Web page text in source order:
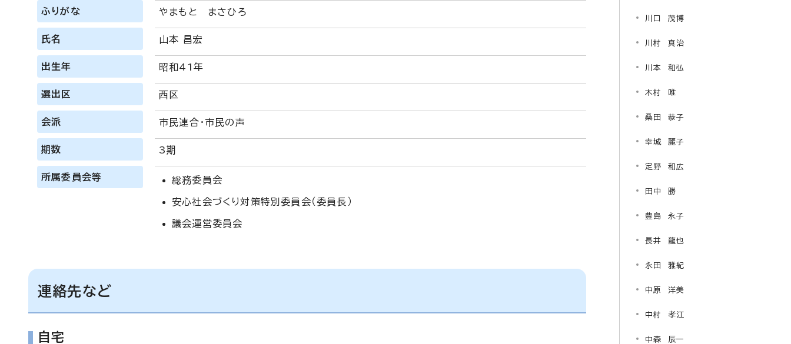
ふりがな やまもと まさひろ
氏名 山本 昌宏
出生年 昭和41年
選出区 西区
会派 市民連合・市民の声
期数 3期
所属委員会等 総務委員会
安心社会づくり対策特別委員会（委員長）
議会運営委員会
連絡先など
自宅
川口 茂博
川村 真治
川本 和弘
木村 唯
桑田 恭子
幸城 麗子
定野 和広
田中 勝
豊島 永子
長井 龍也
永田 雅紀
中原 洋美
中村 孝江
中森 辰一